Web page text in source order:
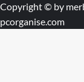
Copyright © by
pcorganise.com